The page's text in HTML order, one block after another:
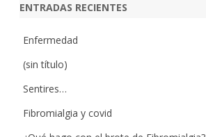
ENTRADAS RECIENTES
Enfermedad
(sin título)
Sentires…
Fibromialgia y covid